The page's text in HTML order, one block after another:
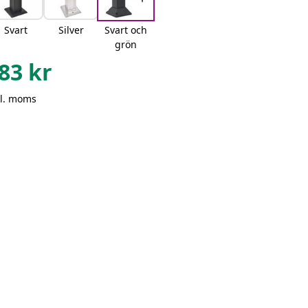
Svart Silver
Svart och
grön
kr
moms